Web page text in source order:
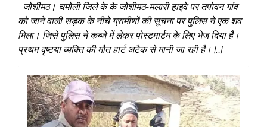
जोशीमठ। चमोली जिले के के जोशीमठ-मलारी हाइवे पर तपोवन गांव
को जाने वाली सड़क के नीचे ग्रामीणों की सूचना पर पुलिस ने एक शव
मिला। जिसे पुलिस ने कब्जे में लेकर पोस्टमार्टम के लिए भेज दिया है।
प्रथम दृष्टया व्यक्ति की मौत हार्ट अटैक से मानी जा रही है। […]